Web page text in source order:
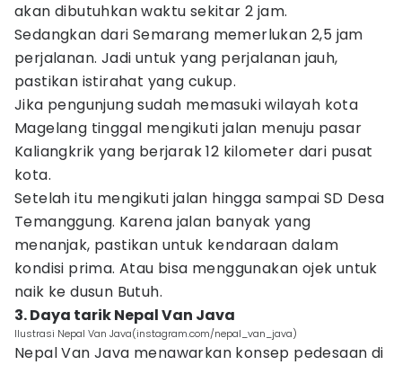
akan dibutuhkan waktu sekitar 2 jam.
Sedangkan dari Semarang memerlukan 2,5 jam
perjalanan. Jadi untuk yang perjalanan jauh,
pastikan istirahat yang cukup.
Jika pengunjung sudah memasuki wilayah kota
Magelang tinggal mengikuti jalan menuju pasar
Kaliangkrik yang berjarak 12 kilometer dari pusat
kota.
Setelah itu mengikuti jalan hingga sampai SD Desa
Temanggung. Karena jalan banyak yang
menanjak, pastikan untuk kendaraan dalam
kondisi prima. Atau bisa menggunakan ojek untuk
naik ke dusun Butuh.
3. Daya tarik Nepal Van Java
Ilustrasi Nepal Van Java(instagram.com/nepal_van_java)
Nepal Van Java menawarkan konsep pedesaan di